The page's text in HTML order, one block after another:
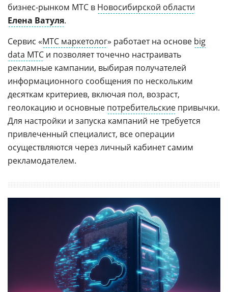
бизнес-рынком МТС в Новосибирской области
Елена Ватуля.
Сервис «МТС маркетолог» работает на основе big
data МТС и позволяет точечно настраивать
рекламные кампании, выбирая получателей
информационного сообщения по нескольким
десяткам критериев, включая пол, возраст,
геолокацию и основные потребительские привычки.
Для настройки и запуска кампаний не требуется
привлеченный специалист, все операции
осуществляются через личный кабинет самим
рекламодателем.